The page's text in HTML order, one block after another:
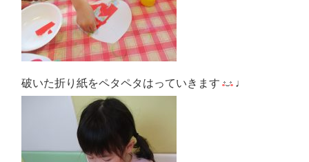
破いた折り紙をペタペタはっていきます ♩